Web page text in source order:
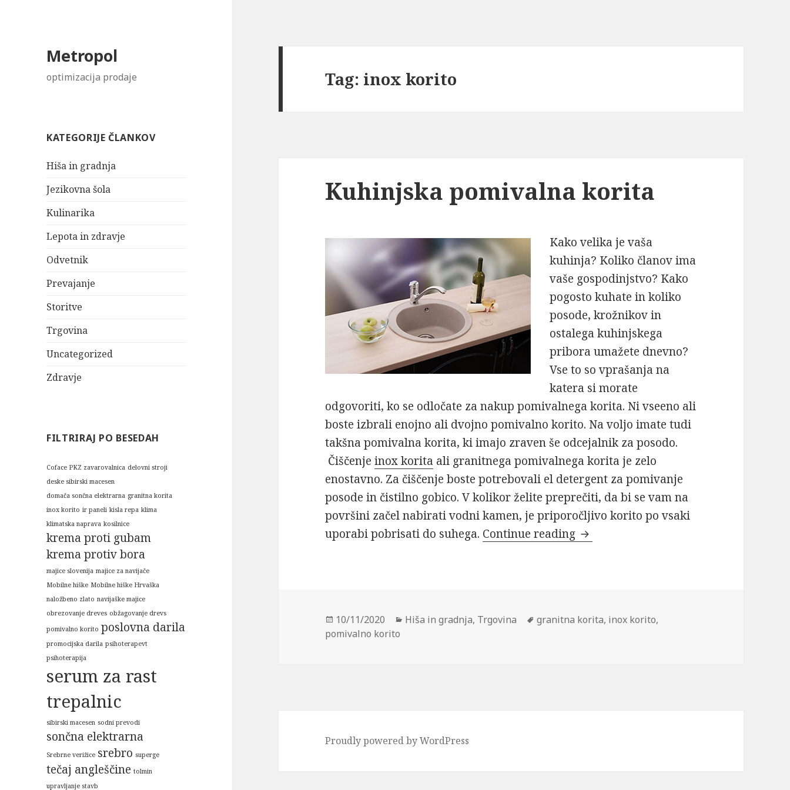
Metropol
optimizacija prodaje
KATEGORIJE ČLANKOV
Hiša in gradnja
Jezikovna šola
Kulinarika
Lepota in zdravje
Odvetnik
Prevajanje
Storitve
Trgovina
Uncategorized
Zdravje
FILTRIRAJ PO BESEDAH
Coface PKZ zavarovalnica delovni stroji
deske sibirski macesen
domača sončna elektrarna granitna korita
inox korito ir paneli kisla repa klima
klimatska naprava kosilnice
krema proti gubam
krema protiv bora
majice slovenija majice za navijače
Mobilne hiške Mobilne hiške Hrvaška
naložbeno zlato navijaške majice
obrezovanje dreves obžagovanje drevs
pomivalno korito poslovna darila
promocijska darila psihoterapevt
psihoterapija
serum za rast
trepalnic
sibirski macesen sodni prevodi
sončna elektrarna
Srebrne verižice srebro superge
tečaj angleščine tolmin
upravljanje stavb
Tag: inox korito
Kuhinjska pomivalna korita
Kako velika je vaša
kuhinja? Koliko članov ima
vaše gospodinjstvo? Kako
pogosto kuhate in koliko
posode, krožnikov in
ostalega kuhinjskega
pribora umažete dnevno?
Vse to so vprašanja na
katera si morate
odgovoriti, ko se odločate za nakup pomivalnega korita. Ni vseeno ali
boste izbrali enojno ali dvojno pomivalno korito. Na voljo imate tudi
takšna pomivalna korita, ki imajo zraven še odcejalnik za posodo.
Čiščenjeinox korita ali granitnega pomivalnega korita je zelo
enostavno. Za čiščenje boste potrebovali el detergent za pomivanje
posode in čistilno gobico. V kolikor želite preprečiti, da bi se vam na
površini začel nabirati vodni kamen, je priporočljivo korito po vsaki
uporabi pobrisati do suhega. Continue reading Kuhinjska pomivalna korita
Posted
on
10/11/2020 Categories
Hiša in gradnja, Trgovina Tags
granitna korita, inox korito,
pomivalno korito
Proudly powered by WordPress